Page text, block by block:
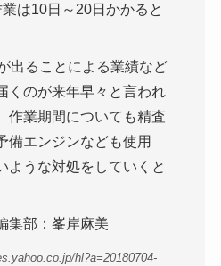
は10日～20日かかると
出ることによる業績など
くのが来年早々と言われ
作業期間についても精査
備エンジンなども使用
ような対処をしていくと
集部：峯岸麻美
hl?a=20180704-